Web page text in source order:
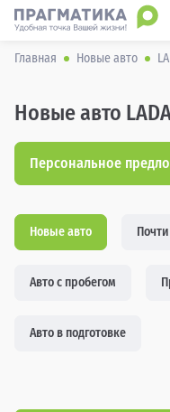
Главная Новые авто
Новые авто
Персональное
Новые авто
Авто с пробегом
Авто в подготовке